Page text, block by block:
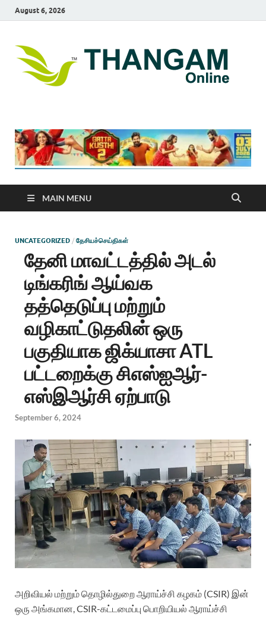
August 6, 2026
MAIN MENU
UNCATEGORIZED / தேசியச்செய்திகள்
தேனி மாவட்டத்தில் அடல்
டிங்கரிங் ஆய்வக
தத்தெடுப்பு மற்றும்
வழிகாட்டுதலின் ஒரு
பகுதியாக ஜிக்யாசா ATL
பட்டறைக்கு சிஎஸ்ஐஆர்-
எஸ்இஆர்சி ஏற்பாடு
September 6, 2024
அறிவியல் மற்றும் தொழில்துறை ஆராய்ச்சி கழகம் (CSIR) இன்
ஒரு அங்கமான, CSIR-கட்டமைப்பு பொறியியல் ஆராய்ச்சி